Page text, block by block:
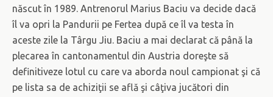
născut în 1989. Antrenorul Marius Baciu va decide dacă
îl va opri la Pandurii pe Fertea după ce îl va testa în
aceste zile la Târgu Jiu. Baciu a mai declarat că până la
plecarea în cantonamentul din Austria doreşte să
definitiveze lotul cu care va aborda noul campionat şi că
pe lista sa de achiziţii se află şi câţiva jucători din